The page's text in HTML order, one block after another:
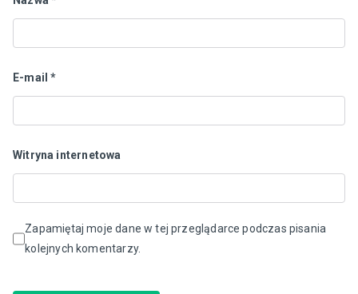
E-mail*
Witryna internetowa
Zapamiętaj moje dane w tej przeglądarce podczas pisania
kolejnych komentarzy.